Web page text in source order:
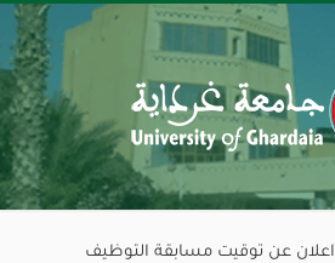
اعلان عن توقيت مسابقة التوظيف